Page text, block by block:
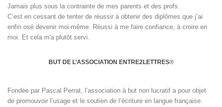
Jamais plus sous la contrainte de mes parents et des profs.
C’est en cessant de tenter de réussir à obtenir des diplômes que j’ai
enfin osé devenir moi-même. Réussi à me faire confiance, à croire en
moi. Et cela m'a plutôt servi.
BUT DE L’ASSOCIATION ENTRE2LETTRES®
Fondée par Pascal Perrat, l’association à but non lucratif a pour objet
de promouvoir l’usage et le soutien de l’écriture en langue française.